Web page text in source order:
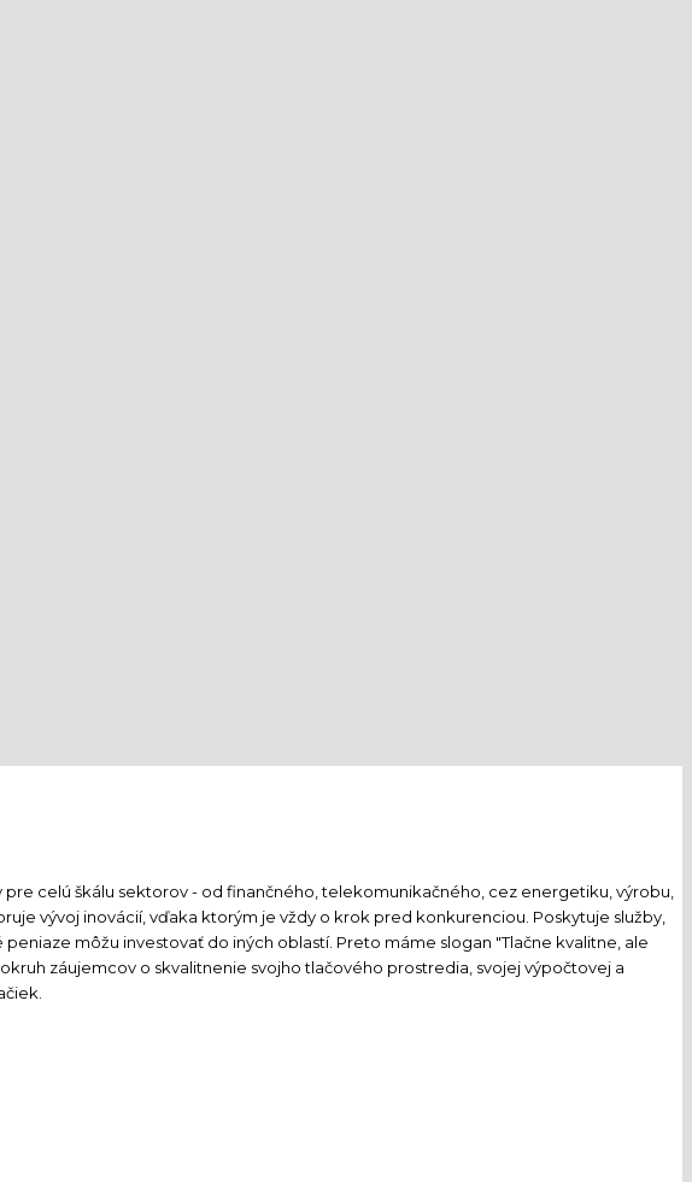
celú škálu sektorov - od finančného, telekomunikačného, cez energetiku, výrobu,
vývoj inovácií, vďaka ktorým je vždy o krok pred konkurenciou. Poskytuje služby,
môžu investovať do iných oblastí. Preto máme slogan "Tlačne kvalitne, ale
záujemcov o skvalitnenie svojho tlačového prostredia, svojej výpočtovej a